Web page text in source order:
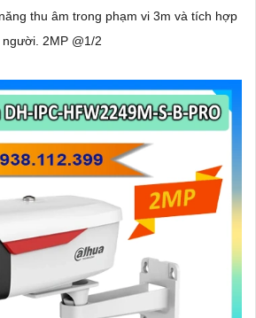
thu âm trong phạm vi 3m và tích hợp
2MP @1/2